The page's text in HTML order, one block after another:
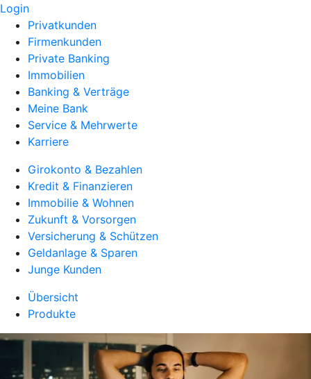
Login
Privatkunden
Firmenkunden
Private Banking
Immobilien
Banking & Verträge
Meine Bank
Service & Mehrwerte
Karriere
Girokonto & Bezahlen
Kredit & Finanzieren
Immobilie & Wohnen
Zukunft & Vorsorgen
Versicherung & Schützen
Geldanlage & Sparen
Junge Kunden
Übersicht
Produkte